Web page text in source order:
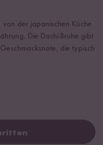
von der japanischen Küche
Die Dashi-Brühe gibt
die typisch